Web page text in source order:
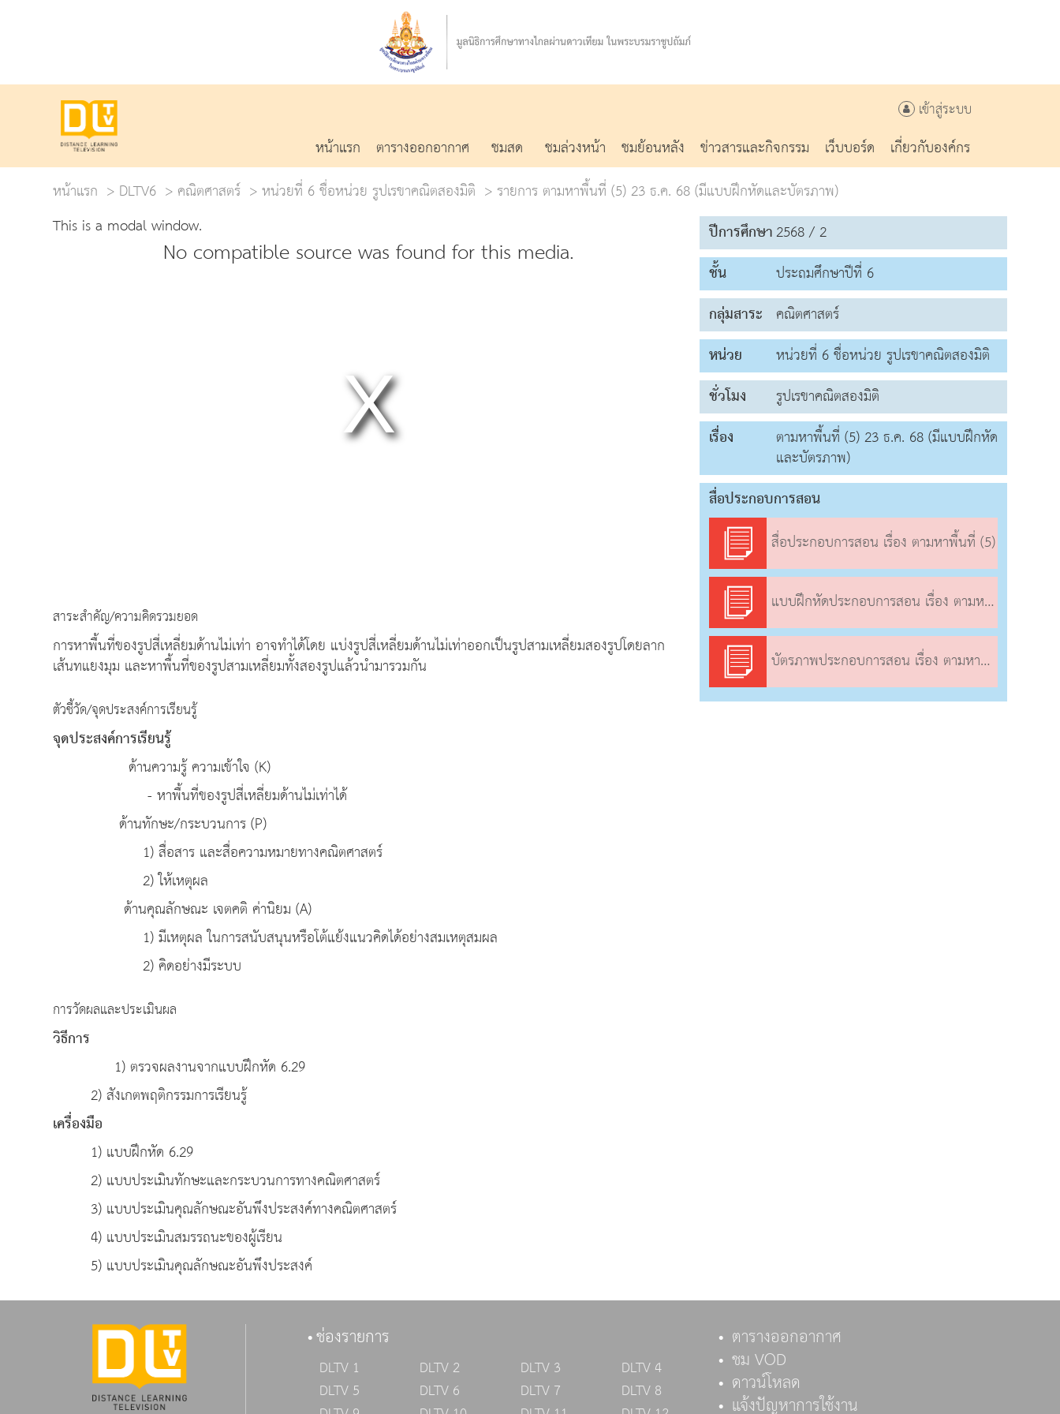
เข้าสู่ระบบ
หน้าแรก ตารางออกอากาศ ชมสด ชมล่วงหน้า ชมย้อนหลัง ข่าวสารและกิจกรรม เว็บบอร์ด
เกี่ยวกับองค์กร
หน้าแรก
DLTV6 คณิตศาสตร์ หน่วยที่ 6 ชื่อหน่วย รูปเรขาคณิตสองมิติ
รายการ ตามหาพื้นที่ (5) 23 ธ.ค. 68 (มีแบบฝึกหัดและบัตรภาพ)
This is a modal window.
No compatible source was found for this media.
สาระสำคัญ/ความคิดรวมยอด
การหาพื้นที่ของรูปสี่เหลี่ยมด้านไม่เท่า อาจทำได้โดย แบ่งรูปสี่เหลี่ยมด้านไม่เท่าออกเป็นรูปสามเหลี่ยมสองรูปโดยลาก
เส้นทแยงมุม และหาพื้นที่ของรูปสามเหลี่ยมทั้งสองรูปแล้วนำมารวมกัน
ตัวชี้วัด/จุดประสงค์การเรียนรู้
จุดประสงค์การเรียนรู้
ด้านความรู้ ความเข้าใจ (K)
- หาพื้นที่ของรูปสี่เหลี่ยมด้านไม่เท่าได้
ด้านทักษะ/กระบวนการ (P)
1) สื่อสาร และสื่อความหมายทางคณิตศาสตร์
2) ให้เหตุผล
ด้านคุณลักษณะ เจตคติ ค่านิยม (A)
1) มีเหตุผล ในการสนับสนุนหรือโต้แย้งแนวคิดได้อย่างสมเหตุสมผล
2) คิดอย่างมีระบบ
การวัดผลและประเมินผล
วิธีการ
1) ตรวจผลงานจากแบบฝึกหัด 6.29
2) สังเกตพฤติกรรมการเรียนรู้
เครื่องมือ
1) แบบฝึกหัด 6.29
2) แบบประเมินทักษะและกระบวนการทางคณิตศาสตร์
3) แบบประเมินคุณลักษณะอันพึงประสงค์ทางคณิตศาสตร์
4) แบบประเมินสมรรถนะของผู้เรียน
5) แบบประเมินคุณลักษณะอันพึงประสงค์
ปีการศึกษา2568 / 2
ชั้น
ประถมศึกษาปีที่ 6
กลุ่มสาระ คณิตศาสตร์
หน่วย
หน่วยที่ 6 ชื่อหน่วย รูปเรขาคณิตสองมิติ
ชั่วโมง
รูปเรขาคณิตสองมิติ
เรื่อง
ตามหาพื้นที่ (5) 23 ธ.ค. 68 (มีแบบฝึกหัด
และบัตรภาพ)
สื่อประกอบการสอน
สื่อประกอบการสอน เรื่อง ตามหาพื้นที่ (5)
แบบฝึกหัดประกอบการสอน เรื่อง ตามหาพื้นที่ (5)
บัตรภาพประกอบการสอน เรื่อง ตามหาพื้นที่ (5)
ช่องรายการ
DLTV 1 DLTV 2 DLTV 3
DLTV 4
DLTV 5
DLTV 6 DLTV 7
DLTV 8
ตารางออกอากาศ
ชม VOD
ดาวน์โหลด
แจ้งปัญหาการใช้งาน